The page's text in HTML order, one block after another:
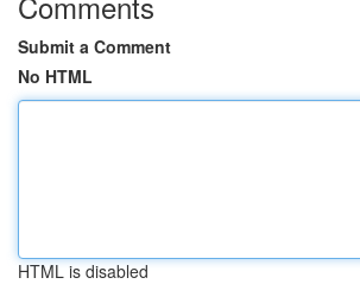
Submit a Comment
No HTML
HTML is disabled